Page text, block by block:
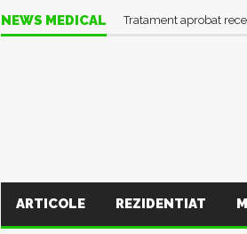
NEWS MEDICAL Tratament aprobat
ARTICOLE REZIDENTIAT